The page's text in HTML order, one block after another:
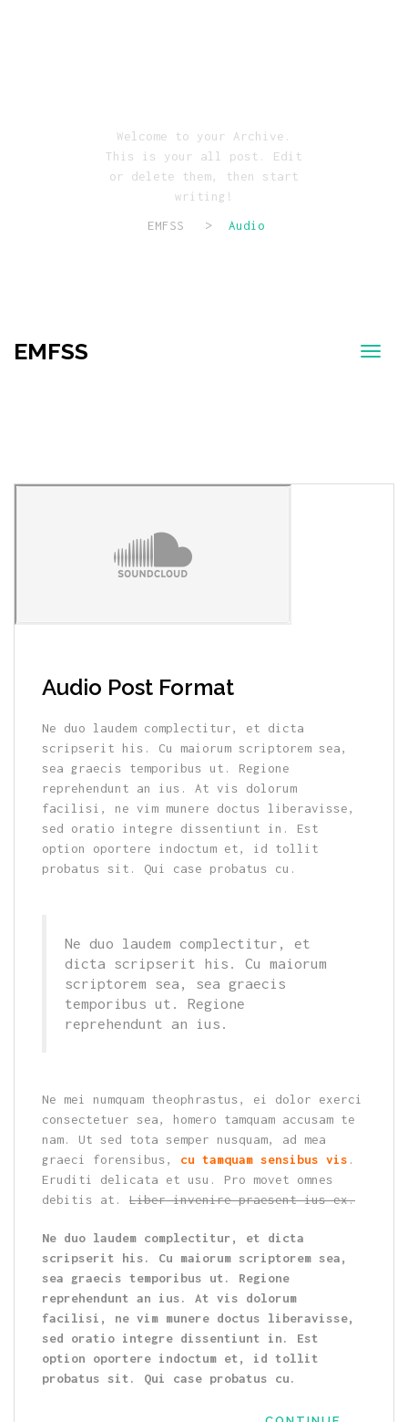
Welcome to your Archive.
This is your all post. Edit
or delete them, then start
writing!
EMFSS
> Audio
EMFSS
Audio Post Format
Ne duo laudem complectitur, et dicta
scripserit his. Cu maiorum scriptorem sea,
sea graecis temporibus ut. Regione
reprehendunt an ius. At vis dolorum
facilisi, ne vim munere doctus liberavisse,
sed oratio integre dissentiunt in. Est
option oportere indoctum et, id tollit
probatus sit. Qui case probatus cu.
Ne duo laudem complectitur, et
dicta scripserit his. Cu maiorum
scriptorem sea, sea graecis
temporibus ut. Regione
reprehendunt an ius.
Ne mei numquam theophrastus, ei dolor exerci
consectetuer sea, homero tamquam accusam te
nam. Ut sed tota semper nusquam, ad mea
graeci forensibus,
cu tamquam sensibus vis .
Eruditi delicata et usu. Pro movet omnes
debitis at. Liber invenire praesent ius ex.
Ne duo laudem complectitur, et dicta
scripserit his. Cu maiorum scriptorem sea,
sea graecis temporibus ut. Regione
reprehendunt an ius. At vis dolorum
facilisi, ne vim munere doctus liberavisse,
sed oratio integre dissentiunt in. Est
option oportere indoctum et, id tollit
probatus sit. Qui case probatus cu.